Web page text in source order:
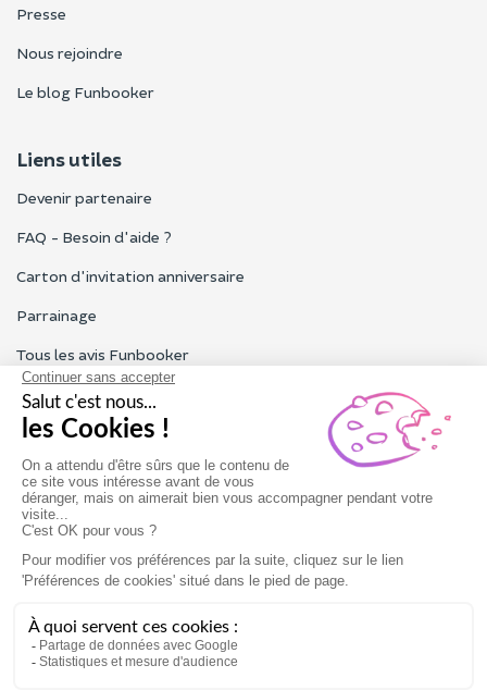
Presse
Nous rejoindre
Le blog Funbooker
Liens utiles
Devenir partenaire
FAQ - Besoin d'aide ?
Carton d'invitation anniversaire
Parrainage
Tous les avis Funbooker
Particuliers, entreprises, professionnels
Notre service client est ouvert du lundi au vendredi de 9h à 18h
Nous contacter
Conditions générales
Mentions légales